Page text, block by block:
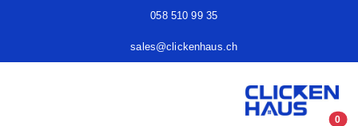
058 510 99 35
sales@clickenhaus.ch
0